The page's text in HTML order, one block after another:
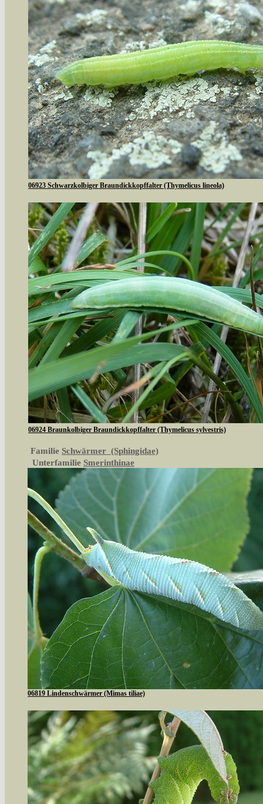
06923 Schwarzkolbiger Braundickkopffalter (Thymelicus lineola)
06924 Braunkolbiger Braundickkopffalter (Thymelicus sylvestris)
Familie Schwärmer (Sphingidae)
Unterfamilie Smerinthinae
06819 Lindenschwärmer (Mimas tiliae)